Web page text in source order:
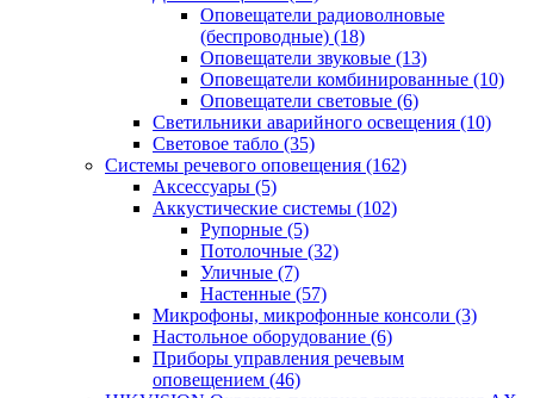
Оповещатели радиоволновые
(беспроводные) (18)
Оповещатели звуковые (13)
Оповещатели комбинированные (10)
Оповещатели световые (6)
Светильники аварийного освещения (10)
Световое табло (35)
Системы речевого оповещения (162)
Аксессуары (5)
Аккустические системы (102)
Рупорные (5)
Потолочные (32)
Уличные (7)
Настенные (57)
Микрофоны, микрофонные консоли (3)
Настольное оборудование (6)
Приборы управления речевым
оповещением (46)